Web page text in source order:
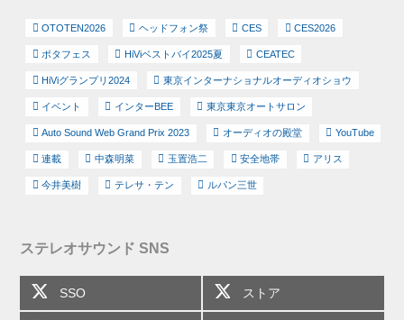
OTOTEN2026 ヘッドフォン祭 CES CES2026
ポタフェス HiViベストバイ2025夏 CEATEC
HiViグランプリ2024 東京インターナショナルオーディオショウ
イベント インターBEE 東京東京オートサロン
Auto Sound Web Grand Prix 2023 オーディオの殿堂 YouTube
連載 中森明菜 玉置浩二 安全地帯 アリス
今井美樹 テレサ・テン ルパン三世
ステレオサウンド SNS
SSO ストア